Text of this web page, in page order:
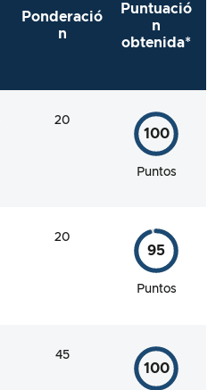
Ponderació
n
Puntuació
n
obtenida*
20
100
Puntos
20
95
Puntos
45
100